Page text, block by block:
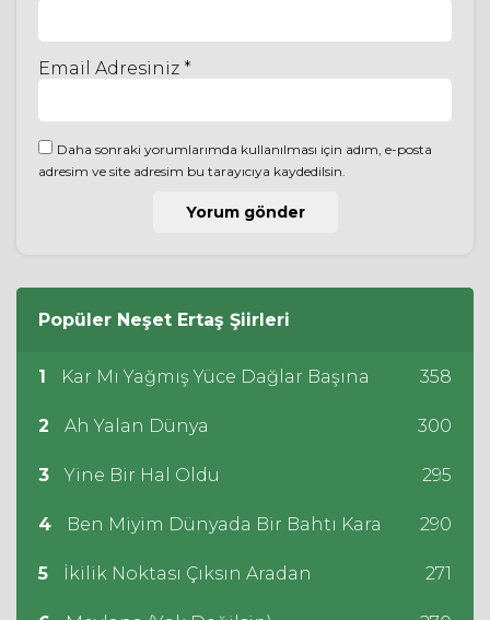
Email Adresiniz *
Daha sonraki yorumlarımda kullanılması için adım, e-posta
adresim ve site adresim bu tarayıcıya kaydedilsin.
Popüler Neşet Ertaş Şiirleri
1 Kar Mı Yağmış Yüce Dağlar Başına 358
2 Ah Yalan Dünya 300
3 Yine Bir Hal Oldu 295
4 Ben Miyim Dünyada Bir Bahtı Kara 290
5 İkilik Noktası Çıksın Aradan 271